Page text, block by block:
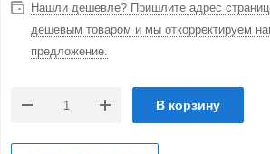
Нашли дешевле? Пришлите адрес
дешевым товаром и мы откорректируем
предложение.
В корзину